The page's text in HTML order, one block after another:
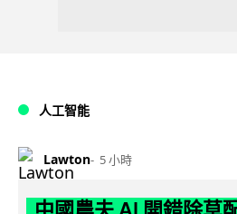
人工智能
Lawton 5 小時